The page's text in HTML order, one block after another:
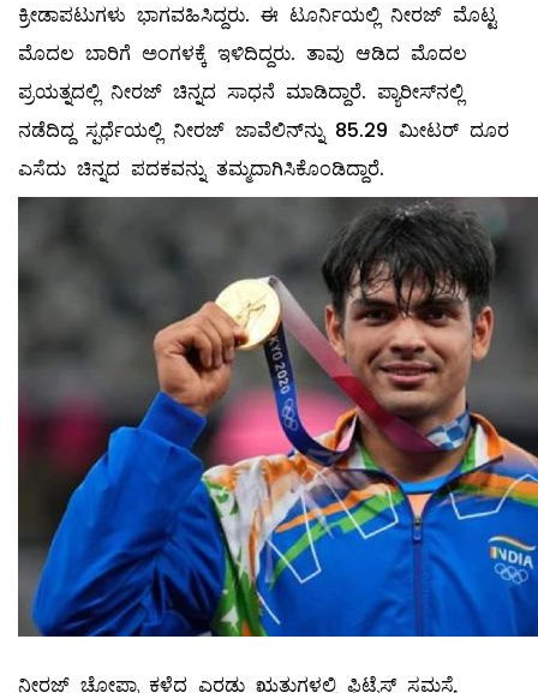
ಕ್ರೀಡಾಪಟುಗಳು ಭಾಗವಹಿಸಿದ್ದರು. ಈ ಟೂರ್ನಿಯಲ್ಲಿ ನೀರಜ್‌ ಮೊಟ್ಟ
ಮೊದಲ ಬಾರಿಗೆ ಅಂಗಳಕ್ಕೆ ಇಳಿದಿದ್ದರು. ತಾವು ಆಡಿದ ಮೊದಲ
ಪ್ರಯತ್ನದಲ್ಲಿ ನೀರಜ್‌ ಚಿನ್ನದ ಸಾಧನೆ ಮಾಡಿದ್ದಾರೆ. ಪ್ಯಾರೀಸ್‌ನಲ್ಲಿ
ನಡೆದಿದ್ದ ಸ್ಪರ್ಧೆಯಲ್ಲಿ ನೀರಜ್‌ ಜಾವೆಲಿನ್‌ನ್ನು 85.29 ಮೀಟರ್ ದೂರ
ಎಸೆದು ಚಿನ್ನದ ಪದಕವನ್ನು ತಮ್ಮದಾಗಿಸಿಕೊಂಡಿದ್ದಾರೆ.
ನೀರಜ್‌ ಚೋಪ್ರಾ ಕಳೆದ ಎರಡು ಋತುಗಳಲ್ಲಿ ಫಿಟ್ನೆಸ್‌ ಸಮಸ್ಯೆ